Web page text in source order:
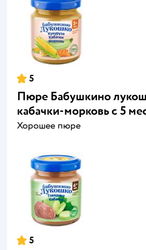
5
Пюре Бабушкино
кабачки-морковь с 5
Хорошее пюре
5